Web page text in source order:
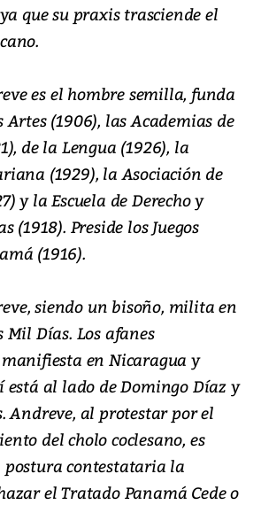
que su praxis trasciende el
es el hombre semilla, funda
Artes (1906), las Academias de
de la Lengua (1926), la
(1929), la Asociación de
y la Escuela de Derecho y
(1918). Preside los Juegos
(1916).
siendo un bisoño, milita en
Mil Días. Los afanes
en Nicaragua y
está al lado de Domingo Díaz y
Andreve, al protestar por el
del cholo coclesano, es
postura contestataria la
el Tratado Panamá Cede o